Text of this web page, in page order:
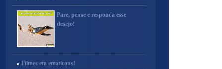
Pare, pense e responda esse
desejo!
Filmes em emoticons!